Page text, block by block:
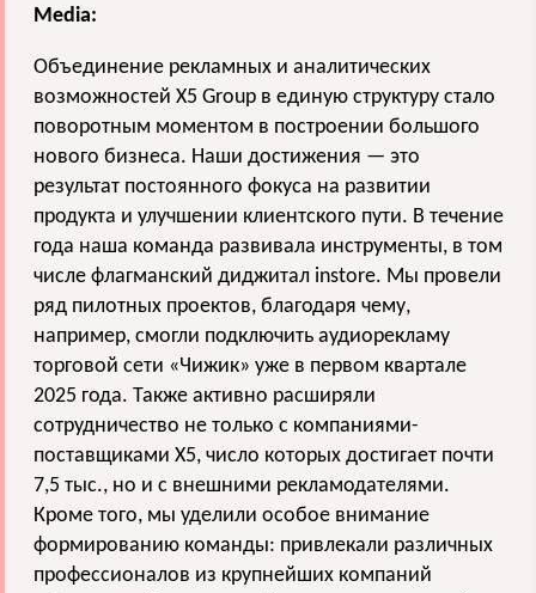
Media:
Объединение рекламных и аналитических
возможностей Х5 Group в единую структуру стало
поворотным моментом в построении большого
нового бизнеса. Наши достижения — это
результат постоянного фокуса на развитии
продукта и улучшении клиентского пути. В течение
года наша команда развивала инструменты, в том
числе флагманский диджитал instore. Мы провели
ряд пилотных проектов, благодаря чему,
например, смогли подключить аудиорекламу
торговой сети «Чижик» уже в первом квартале
2025 года. Также активно расширяли
сотрудничество не только с компаниями-
поставщиками X5, число которых достигает почти
7,5 тыс., но и с внешними рекламодателями.
Кроме того, мы уделили особое внимание
формированию команды: привлекали различных
профессионалов из крупнейших компаний